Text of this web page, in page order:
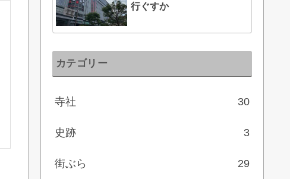
行ぐすか
カテゴリー
寺社 30
史跡 3
街ぶら 29